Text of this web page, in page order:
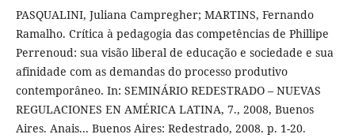
PASQUALINI, Juliana Campregher; MARTINS, Fernando
Ramalho. Crítica à pedagogia das competências de Phillipe
Perrenoud: sua visão liberal de educação e sociedade e sua
afinidade com as demandas do processo produtivo
contemporâneo. In: SEMINÁRIO REDESTRADO – NUEVAS
REGULACIONES EN AMÉRICA LATINA, 7., 2008, Buenos
Aires. Anais... Buenos Aires: Redestrado, 2008. p. 1-20.